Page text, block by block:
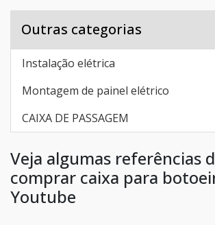
Outras categorias
Instalação elétrica
Montagem de painel elétrico
CAIXA DE PASSAGEM
Veja algumas referências
comprar caixa para
Youtube